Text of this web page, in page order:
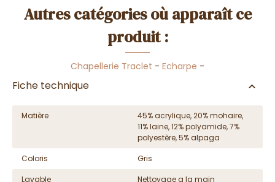
Autres catégories où apparaît ce
produit :
Chapellerie Traclet - Echarpe -
Fiche technique
Matière
45% acrylique, 20% mohaire,
11% laine, 12% polyamide, 7%
polyestère, 5% alpaga
Coloris
Gris
Lavable
Nettoyage a la main